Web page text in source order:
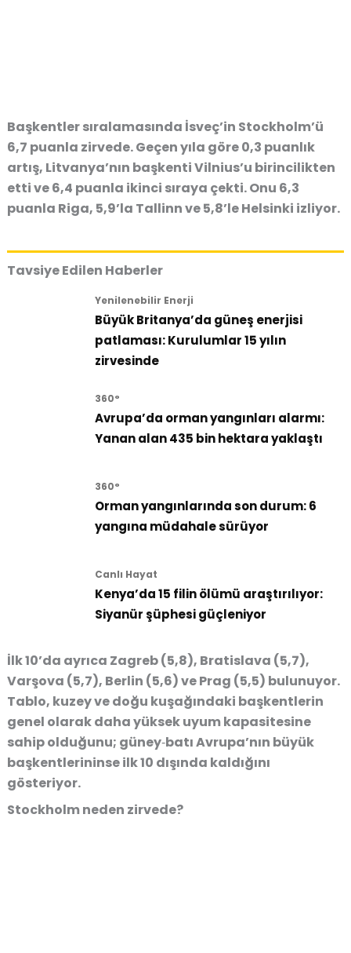
Başkentler sıralamasında İsveç’in Stockholm’ü
6,7 puanla zirvede. Geçen yıla göre 0,3 puanlık
artış, Litvanya’nın başkenti Vilnius’u birincilikten
etti ve 6,4 puanla ikinci sıraya çekti. Onu 6,3
puanla Riga, 5,9’la Tallinn ve 5,8’le Helsinki izliyor.
Tavsiye Edilen Haberler
Yenilenebilir Enerji
Büyük Britanya’da güneş enerjisi
patlaması: Kurulumlar 15 yılın
zirvesinde
360°
Avrupa’da orman yangınları alarmı:
Yanan alan 435 bin hektara yaklaştı
360°
Orman yangınlarında son durum: 6
yangına müdahale sürüyor
Canlı Hayat
Kenya’da 15 filin ölümü araştırılıyor:
Siyanür şüphesi güçleniyor
İlk 10’da ayrıca Zagreb (5,8), Bratislava (5,7),
Varşova (5,7), Berlin (5,6) ve Prag (5,5) bulunuyor.
Tablo, kuzey ve doğu kuşağındaki başkentlerin
genel olarak daha yüksek uyum kapasitesine
sahip olduğunu; güney‑batı Avrupa’nın büyük
başkentlerininse ilk 10 dışında kaldığını
gösteriyor.
Stockholm neden zirvede?